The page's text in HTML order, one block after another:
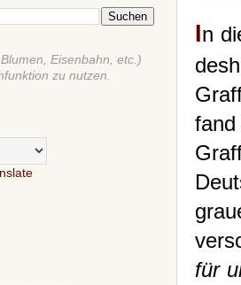
In
für
Eisenbahn, etc.)
zu nutzen.